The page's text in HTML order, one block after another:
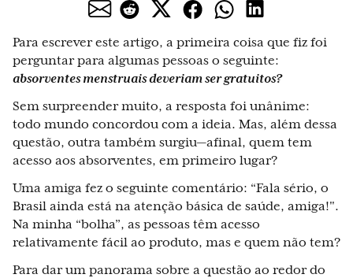
Para escrever este artigo, a primeira coisa que fiz foi
perguntar para algumas pessoas o seguinte:
absorventes menstruais deveriam ser gratuitos?
Sem surpreender muito, a resposta foi unânime:
todo mundo concordou com a ideia. Mas, além dessa
questão, outra também surgiu—afinal, quem tem
acesso aos absorventes, em primeiro lugar?
Uma amiga fez o seguinte comentário: “Fala sério, o
Brasil ainda está na atenção básica de saúde, amiga!".
Na minha “bolha”, as pessoas têm acesso
relativamente fácil ao produto, mas e quem não tem?
Para dar um panorama sobre a questão ao redor do